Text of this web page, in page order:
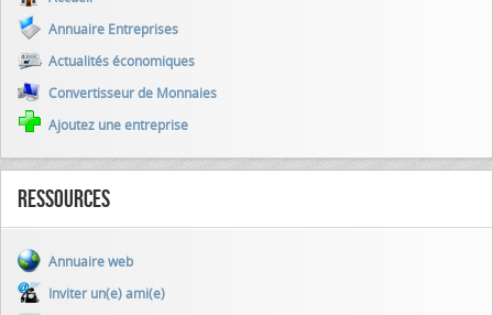
Annuaire Entreprises
Actualités économiques
Convertisseur de Monnaies
Ajoutez une entreprise
Ressources
Annuaire web
Inviter un(e) ami(e)